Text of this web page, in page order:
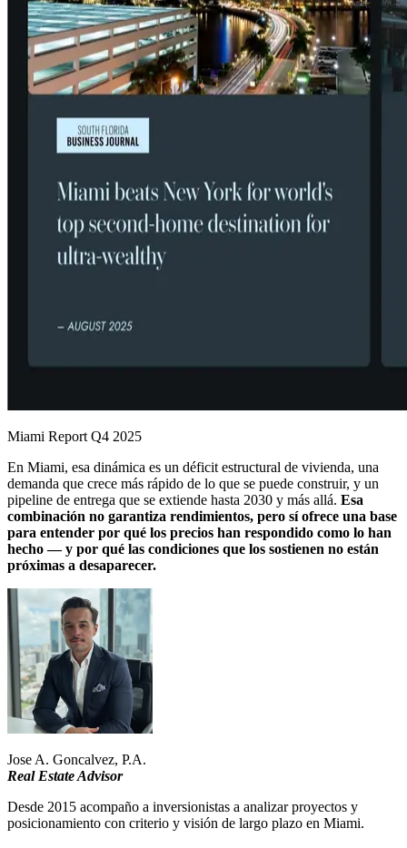
Miami Report Q4 2025
En Miami, esa dinámica es un déficit estructural de vivienda, una
demanda que crece más rápido de lo que se puede construir, y un
pipeline de entrega que se extiende hasta 2030 y más allá. Esa
combinación no garantiza rendimientos, pero sí ofrece una base
para entender por qué los precios han respondido como lo han
hecho — y por qué las condiciones que los sostienen no están
próximas a desaparecer.
Jose A. Goncalvez, P.A.
Real Estate Advisor
Desde 2015 acompaño a inversionistas a analizar proyectos y
posicionamiento con criterio y visión de largo plazo en Miami.